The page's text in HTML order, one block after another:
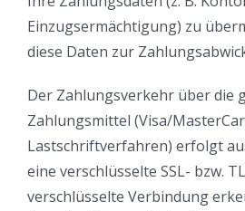
Einzugsermächtigung) zu
diese Daten zur
Der Zahlungsverkehr über die
Zahlungsmittel (Visa/
Lastschriftverfahren) erfolgt
eine verschlüsselte SSL- bzw.
verschlüsselte Verbindung